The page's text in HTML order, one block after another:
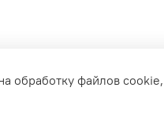
обработку файлов